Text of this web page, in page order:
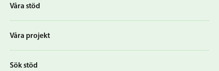
Våra stöd
Våra projekt
Sök stöd